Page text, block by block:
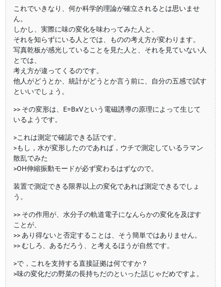
これでいきなり、何か科学的理論が確立されるとは思いませ
ん。
しかし、実際に味の変化を味わってみた人と、
それを知らずにいる人とでは、ものの考え方が変わります。
写真乾板が感光していることを見た人と、それを見ていない人
とでは、
考え方が違ってくるのです。
他人がどうとか、統計がどうとか言う前に、自分の五感で試す
といいでしょう。
>> その変形は、E=BxVという電磁誘導の原理によって生じて
いるようです。
>これは測定で確認できる話です。
>もし，水が変形したのであれば，ウチで測定しているラマン
散乱でみた
>OH伸縮振動モードが必ず変わるはずなので。
装置で測定できる限界以上の変化であれば測定できるでしょ
う。
>> その作用が、水分子の軌道電子になんらかの変化を及ぼす
ことが、
>> あり得ないと否定することは、そう簡単ではありません。
>> むしろ、あるだろう、と考えるほうが自然です。
>で，これを支持する直接証拠は何ですか？
>味の変化だの野菜の長持ちだのといった話じゃだめですよ。